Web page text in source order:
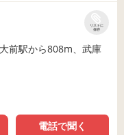
リストに
保存
前駅から808m、武庫
電話で聞く